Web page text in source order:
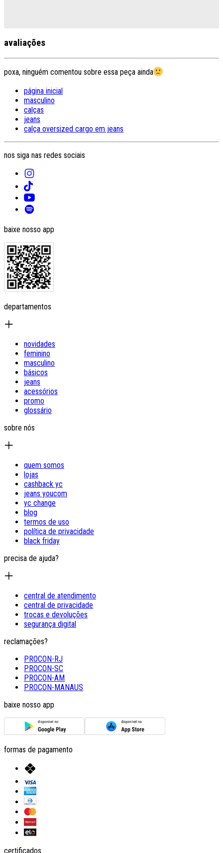
avaliações
poxa, ninguém comentou sobre essa peça ainda
página inicial
masculino
calças
jeans
calça oversized cargo em jeans
nos siga nas redes sociais
baixe nosso app
departamentos
novidades
feminino
masculino
básicos
jeans
acessórios
promo
glossário
sobre nós
quem somos
lojas
cashback yc
jeans youcom
yc change
blog
termos de uso
política de privacidade
black friday
precisa de ajuda?
central de atendimento
central de privacidade
trocas e devoluções
segurança digital
reclamações?
PROCON-RJ
PROCON-SC
PROCON-AM
PROCON-MANAUS
baixe nosso app
formas de pagamento
certificados